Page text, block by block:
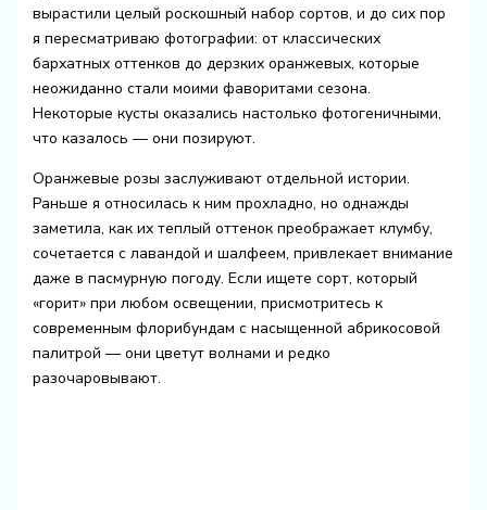
вырастили целый роскошный набор сортов, и до сих пор
я пересматриваю фотографии: от классических
бархатных оттенков до дерзких оранжевых, которые
неожиданно стали моими фаворитами сезона.
Некоторые кусты оказались настолько фотогеничными,
что казалось — они позируют.
Оранжевые розы заслуживают отдельной истории.
Раньше я относилась к ним прохладно, но однажды
заметила, как их теплый оттенок преображает клумбу,
сочетается с лавандой и шалфеем, привлекает внимание
даже в пасмурную погоду. Если ищете сорт, который
«горит» при любом освещении, присмотритесь к
современным флорибундам с насыщенной абрикосовой
палитрой — они цветут волнами и редко
разочаровывают.